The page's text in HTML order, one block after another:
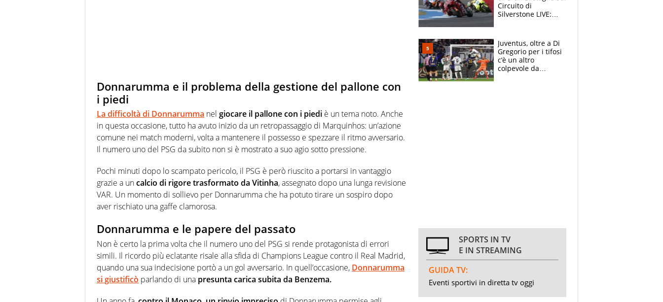
Donnarumma e il problema della gestione del pallone con
i piedi
La difficoltà di Donnarumma nel giocare il pallone con i piedi è un tema noto. Anche
in questa occasione, tutto ha avuto inizio da un retropassaggio di Marquinhos: un’azione
comune nei match moderni, volta a mantenere il possesso e spezzare il ritmo avversario.
Il numero uno del PSG da subito non si è mostrato a suo agio sotto pressione.
Pochi minuti dopo lo scampato pericolo, il PSG è però riuscito a portarsi in vantaggio
grazie a uncalcio di rigore trasformato da Vitinha, assegnato dopo una lunga revisione
VAR. Un momento di sollievo per Donnarumma che ha potuto tirare un sospiro dopo
aver rischiato una gaffe clamorosa.
Donnarumma e le papere del passato
Non è certo la prima volta che il numero uno del PSG si rende protagonista di errori
simili. Il ricordo più eclatante risale alla sfida di Champions League contro il Real Madrid,
quando una sua indecisione portò a un gol avversario. In quell’occasione, Donnarumma
si giustificò parlando di una presunta carica subita da Benzema.
Circuito di
Silverstone LIVE:
un Bezzecchi
stremato
Juventus, oltre a Di
Gregorio per i tifosi
c’è un altro
colpevole da
SPORTS IN TV
E IN STREAMING
GUIDA TV:
Eventi sportivi in diretta tv oggi